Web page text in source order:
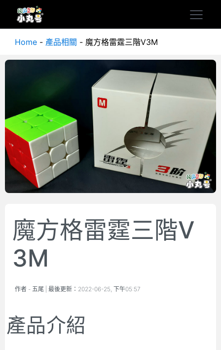
Home - 產品相關 - 魔方格雷霆三階V3M
魔方格雷霆三階V
3M
作者 - 五尾 | 最後更新： 2022-06-25, 下午05:57
產品介紹